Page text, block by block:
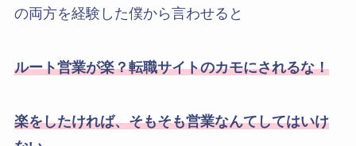
の両方を経験した僕から言わせると
ルート営業が楽？転職サイトのカモにされるな！
楽をしたければ、そもそも営業なんてしてはいけ